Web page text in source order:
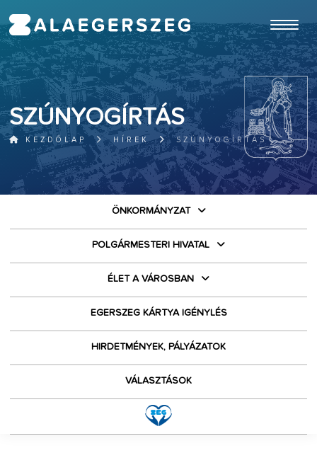
SZÚNYOGÍRTÁS
KEZDŐLAP HÍREK SZÚNYOGÍRTÁS
ÖNKORMÁNYZAT
POLGÁRMESTERI HIVATAL
ÉLET A VÁROSBAN
EGERSZEG KÁRTYA IGÉNYLÉS
HIRDETMÉNYEK, PÁLYÁZATOK
VÁLASZTÁSOK